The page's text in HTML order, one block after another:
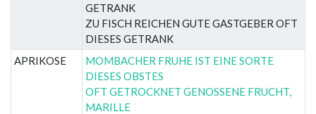
GETRANK
ZU FISCH REICHEN GUTE GASTGEBER OFT
DIESES GETRANK
APRIKOSE
MOMBACHER FRUHE IST EINE SORTE
DIESES OBSTES
OFT GETROCKNET GENOSSENE FRUCHT,
MARILLE